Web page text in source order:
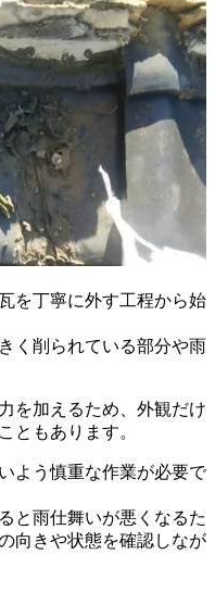
を丁寧に外す工程から始
く削られている部分や雨
を加えるため、外観だけ
ともあります。
よう慎重な作業が必要で
と雨仕舞いが悪くなるた
向きや状態を確認しなが